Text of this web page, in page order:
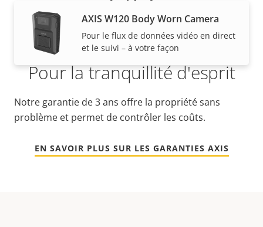
AXIS W120 Body Worn Camera
Pour le flux de données vidéo en direct
et le suivi – à votre façon
Pour la tranquillité d'esprit
Notre garantie de 3 ans offre la propriété sans
problème et permet de contrôler les coûts.
EN SAVOIR PLUS SUR LES GARANTIES AXIS